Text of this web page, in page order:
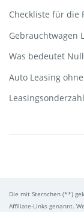
Checkliste für die
Gebrauchtwagen
Was bedeutet
Auto Leasing
Die mit Sternchen (**)
Affiliate-Links genannt.